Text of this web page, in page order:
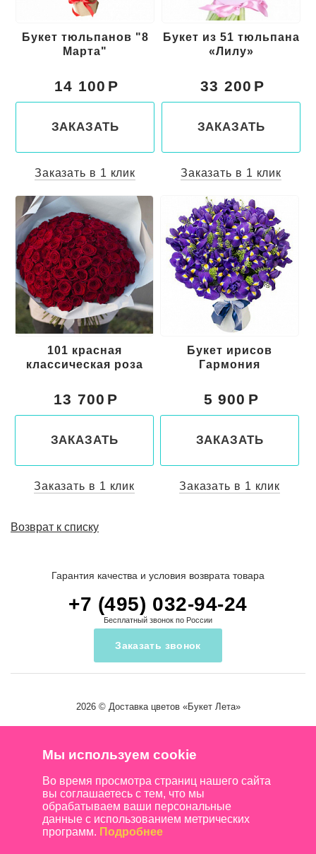
Букет тюльпанов "8
Марта"
14 100
ЗАКАЗАТЬ
Заказать в 1 клик
Букет из 51 тюльпана
«Лилу»
33 200
ЗАКАЗАТЬ
Заказать в 1 клик
Букет ирисов
Гармония
5 900
ЗАКАЗАТЬ
Заказать в 1 клик
101 красная
классическая роза
13 700
ЗАКАЗАТЬ
Заказать в 1 клик
Возврат к списку
Гарантия качества и условия возврата товара
+7 (495) 032-94-24
Бесплатный звонок по России
Заказать звонок
2026 © Доставка цветов«Букет Лета»
Мы используем cookie
Во время просмотра страниц нашего сайта
вы соглашаетесь с тем, что мы
обрабатываем ваши персональные
данные с использованием метрических
программ. Подробнее